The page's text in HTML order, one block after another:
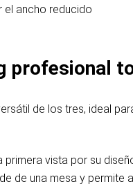
el ancho reducido
profesional
de los tres, ideal
primera vista por su
de una mesa y